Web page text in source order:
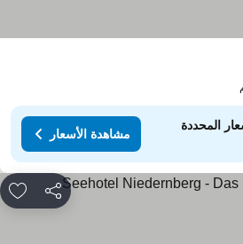
المحددة
مشاهدة الأسعار
مشاركة